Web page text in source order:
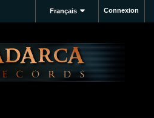
Connexion
Français